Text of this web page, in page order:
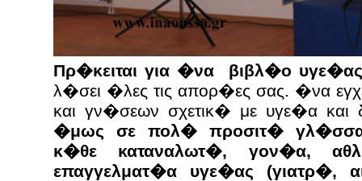
Πρ�κειται για �να βιβλ�ο
λ�σει �λες τις απορ�ες σας. �να
και γν�σεων σχετικ� με υγε�α
�μως σε πολ� προσιτ�
κ�θε καταναλωτ�, γον�α,
επαγγελματ�α υγε�ας (γιατρ�,